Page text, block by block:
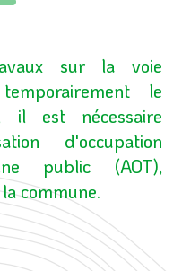
sur la voie
le
il est nécessaire
d'occupation
public (AOT),
commune.